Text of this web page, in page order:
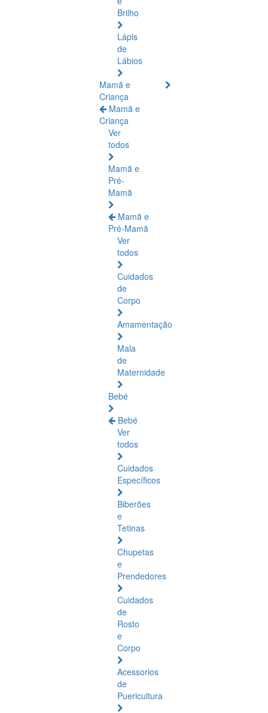
Brilho
Lápis
de
Lábios
Mamã e
Criança
Mamã e
Criança
Ver
todos
Mamã e
Pré-
Mamã
Mamã e
Pré-Mamã
Ver
todos
Cuidados
de
Corpo
Amamentação
Mala
de
Maternidade
Bebé
Bebé
Ver
todos
Cuidados
Específicos
Biberões
e
Tetinas
Chupetas
e
Prendedores
Cuidados
de
Rosto
e
Corpo
Acessorios
de
Puericultura